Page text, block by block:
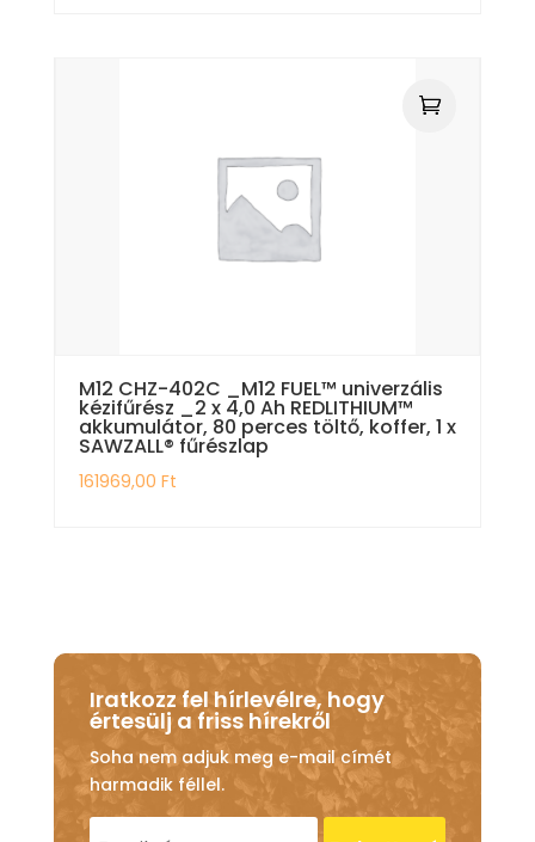
M12 CHZ-402C _M12 FUEL™ univerzális
kézifűrész _2 x 4,0 Ah REDLITHIUM™
akkumulátor, 80 perces töltő, koffer, 1 x
SAWZALL® fűrészlap
161969,00 Ft
Iratkozz fel hírlevélre, hogy
értesülj a friss hírekről
Soha nem adjuk meg e-mail címét
harmadik féllel.